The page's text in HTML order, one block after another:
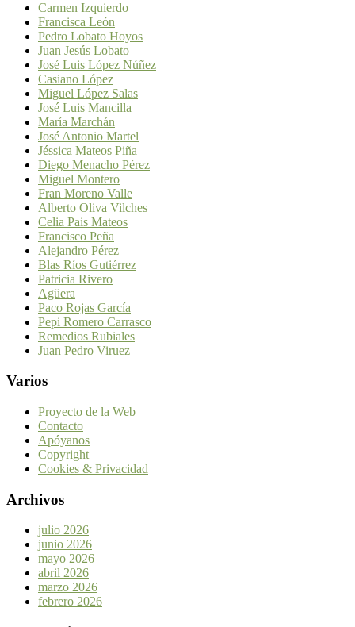
Carmen Izquierdo
Francisca León
Pedro Lobato Hoyos
Juan Jesús Lobato
José Luis López Núñez
Casiano López
Miguel López Salas
José Luis Mancilla
María Marchán
José Antonio Martel
Jéssica Mateos Piña
Diego Menacho Pérez
Miguel Montero
Fran Moreno Valle
Alberto Oliva Vilches
Celia Pais Mateos
Francisco Peña
Alejandro Pérez
Blas Ríos Gutiérrez
Patricia Rivero
Agüera
Paco Rojas García
Pepi Romero Carrasco
Remedios Rubiales
Juan Pedro Viruez
Varios
Proyecto de la Web
Contacto
Apóyanos
Copyright
Cookies & Privacidad
Archivos
julio 2026
junio 2026
mayo 2026
abril 2026
marzo 2026
febrero 2026